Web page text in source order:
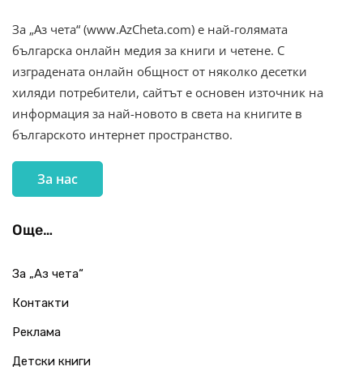
За „Аз чета“ (www.AzCheta.com) е най-голямата
българска онлайн медия за книги и четене. С
изградената онлайн общност от няколко десетки
хиляди потребители, сайтът е основен източник на
информация за най-новото в света на книгите в
българското интернет пространство.
За нас
Още…
За „Аз чета“
Контакти
Реклама
Детски книги